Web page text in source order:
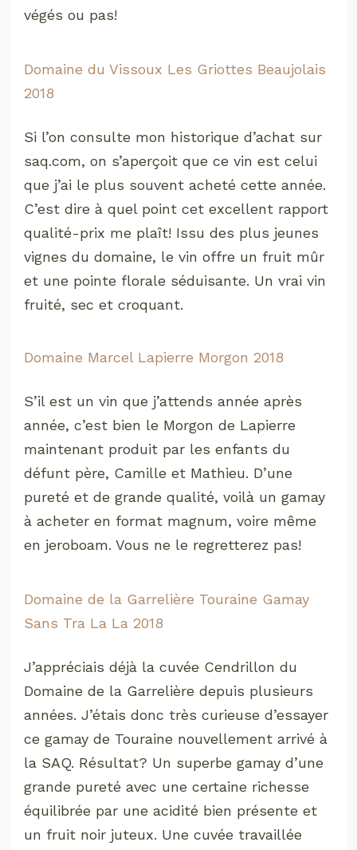
végés ou pas!
Domaine du Vissoux Les Griottes Beaujolais
2018
Si l’on consulte mon historique d’achat sur
saq.com, on s’aperçoit que ce vin est celui
que j’ai le plus souvent acheté cette année.
C’est dire à quel point cet excellent rapport
qualité-prix me plaît! Issu des plus jeunes
vignes du domaine, le vin offre un fruit mûr
et une pointe florale séduisante. Un vrai vin
fruité, sec et croquant.
Domaine Marcel Lapierre Morgon 2018
S’il est un vin que j’attends année après
année, c’est bien le Morgon de Lapierre
maintenant produit par les enfants du
défunt père, Camille et Mathieu. D’une
pureté et de grande qualité, voilà un gamay
à acheter en format magnum, voire même
en jeroboam. Vous ne le regretterez pas!
Domaine de la Garrelière Touraine Gamay
Sans Tra La La 2018
J’appréciais déjà la cuvée Cendrillon du
Domaine de la Garrelière depuis plusieurs
années. J’étais donc très curieuse d’essayer
ce gamay de Touraine nouvellement arrivé à
la SAQ. Résultat? Un superbe gamay d’une
grande pureté avec une certaine richesse
équilibrée par une acidité bien présente et
un fruit noir juteux. Une cuvée travaillée